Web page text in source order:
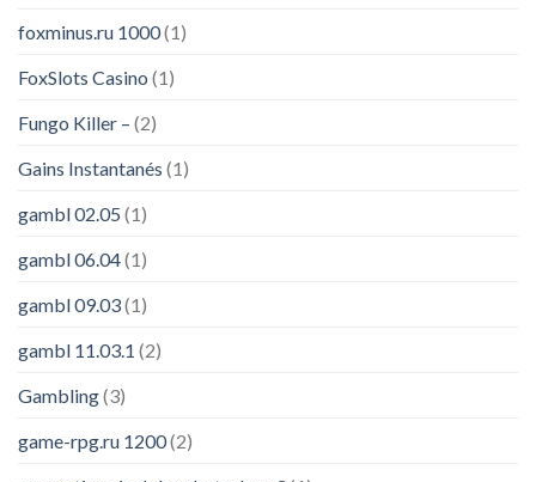
foxminus.ru 1000(1)
FoxSlots Casino (1)
Fungo Killer – (2)
Gains Instantanés (1)
gambl 02.05 (1)
gambl 06.04(1)
gambl 09.03(1)
gambl 11.03.1 (2)
Gambling(3)
game-rpg.ru 1200(2)